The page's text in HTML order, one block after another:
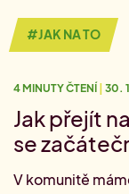
Objevuj
Kariérní
Vydej se na
Kurzy
Nejbližší live
Připoj se online
Juniorní
Pro
#JAK NA TO
4 MINUTY ČTENÍ 30.
Jak přejít
se
V komunitě